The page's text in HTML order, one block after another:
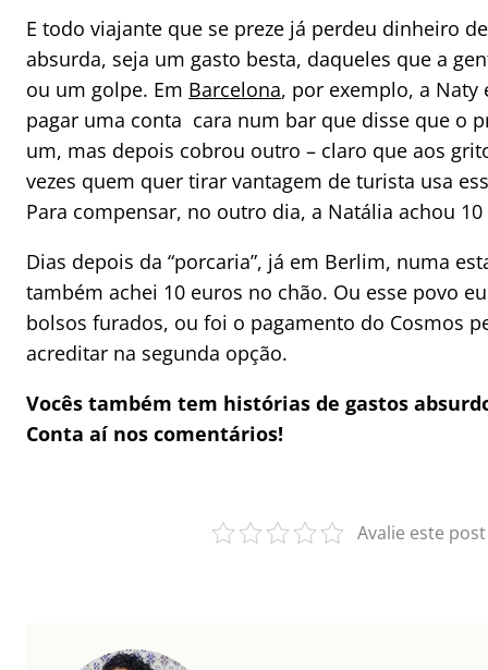
E todo viajante que se preze já perdeu dinheiro
absurda, seja um gasto besta, daqueles que a
ou um golpe. Em Barcelona, por exemplo, a Naty
pagar uma conta cara num bar que disse que o
um, mas depois cobrou outro – claro que aos
vezes quem quer tirar vantagem de turista usa
Para compensar, no outro dia, a Natália achou
Dias depois da “porcaria”, já em Berlim, numa
também achei 10 euros no chão. Ou esse povo
bolsos furados, ou foi o pagamento do Cosmos
acreditar na segunda opção.
Vocês também tem histórias de gastos
Conta aí nos comentários!
Avalie este post